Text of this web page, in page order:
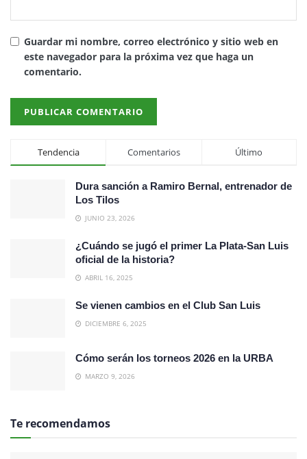
Guardar mi nombre, correo electrónico y sitio web en
este navegador para la próxima vez que haga un
comentario.
Tendencia Comentarios Último
Dura sanción a Ramiro Bernal, entrenador de
Los Tilos
JUNIO 23, 2026
¿Cuándo se jugó el primer La Plata-San Luis
oficial de la historia?
ABRIL 16, 2025
Se vienen cambios en el Club San Luis
DICIEMBRE 6, 2025
Cómo serán los torneos 2026 en la URBA
MARZO 9, 2026
Te recomendamos